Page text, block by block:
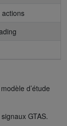
d’étude
GTAS.